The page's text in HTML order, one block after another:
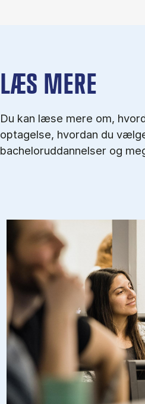
LÆS MERE
Du kan læse mere om,
optagelse, hvordan du
bacheloruddannelser og